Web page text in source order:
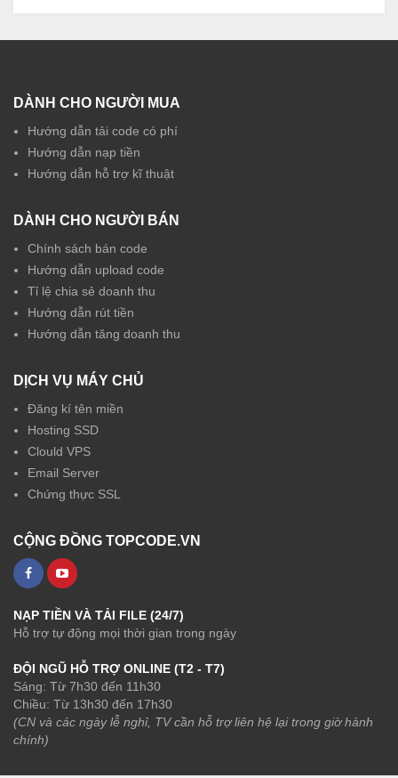
DÀNH CHO NGƯỜI MUA
Hướng dẫn tải code có phí
Hướng dẫn nạp tiền
Hướng dẫn hỗ trợ kĩ thuật
DÀNH CHO NGƯỜI BÁN
Chính sách bán code
Hướng dẫn upload code
Tỉ lệ chia sẻ doanh thu
Hướng dẫn rút tiền
Hướng dẫn tăng doanh thu
DỊCH VỤ MÁY CHỦ
Đăng kí tên miền
Hosting SSD
Clould VPS
Email Server
Chứng thực SSL
CỘNG ĐỒNG TOPCODE.VN
NẠP TIỀN VÀ TẢI FILE (24/7)
Hỗ trợ tự động mọi thời gian trong ngày
ĐỘI NGŨ HỖ TRỢ ONLINE (T2 - T7)
Sáng: Từ 7h30 đến 11h30
Chiều: Từ 13h30 đến 17h30
(CN và các ngày lễ nghỉ, TV cần hỗ trợ liên hệ lại trong giờ hành
chính)